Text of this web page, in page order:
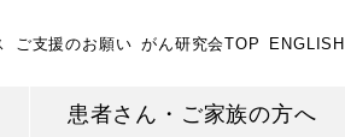
ご支援のお願い がん研究会TOP ENGLISH
患者さん・ご家族の方へ